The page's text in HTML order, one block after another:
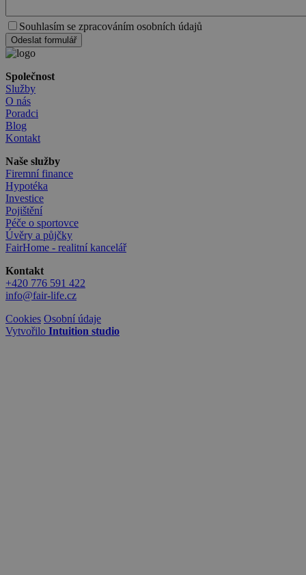
Souhlasím se zpracováním osobních údajů
Odeslat formulář
Společnost
Služby
O nás
Poradci
Blog
Kontakt
Naše služby
Firemní finance
Hypotéka
Investice
Pojištění
Péče o sportovce
Úvěry a půjčky
FairHome - realitní kancelář
Kontakt
+420 776 591 422
info@fair-life.cz
Cookies Osobní údaje
Vytvořilo Intuition studio